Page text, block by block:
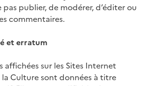
publier, de modérer, d’éditer ou
commentaires.
et erratum
affichées sur les Sites Internet
Culture sont données à titre